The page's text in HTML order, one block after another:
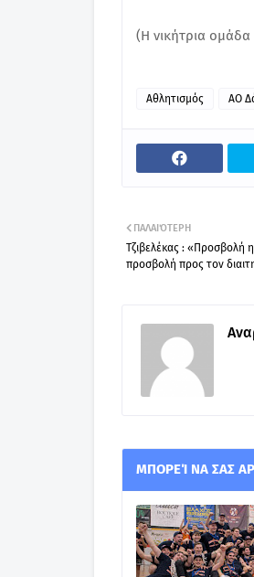
(Η νικήτρια ομάδα
Αθλητισμός ΑΟ
ΠΑΛΑΙΌΤΕΡΗ
Τζιβελέκας : «Προσβολή
προσβολή προς τον
ΜΠΟΡΕΊ ΝΑ ΣΑΣ